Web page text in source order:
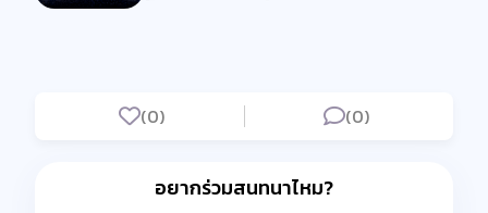
ร้อน...
(0) (0)
อยากร่วมสนทนาไหม?